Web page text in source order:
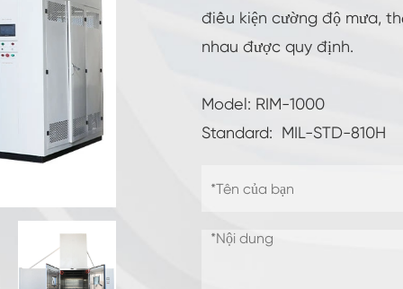
Buồng độ ẩm nhiệt
Buồng khí hậu CO2
Buồng Đông lạnh
Buồng thử nghiệm khí hậu và nhiệt độ
điều kiện cường độ mưa,
nhau được quy định.
Model: RIM-1000
Standard: MIL-STD-810H